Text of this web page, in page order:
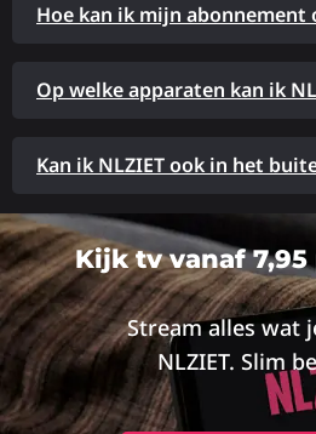
Hoe kan ik mijn abonnement
Op welke apparaten kan ik
Kan ik NLZIET ook in het
Kijk tv vanaf 7,95
Stream alles wat
NLZIET. Slim